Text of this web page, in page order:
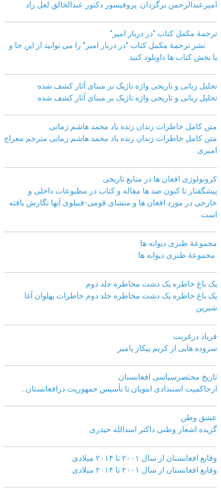
امیرعبدالرحمن برگردان: پروفیسور دکتور عبدالخالق لعل زاد
ترجمۀ مکمل کتاب "در دربار امیر"
نشر ترجمۀ مکمل کتاب "در دربار امیر" را می توانید از این جا و
یا بخش کتاب ها داونلود کنید
تحلیل زبانی و تاریحی واژه تاژیک بر مبنای آثار کشف شده
تحلیل زبانی و تاریحی واژه تاژیک بر مبنای آثار کشف شده
متن کامل خاطرات زندان زنده یاد محمد هاشم زمانی
متن کامل خاطرات زندان زنده یاد محمد هاشم زمانی مترجم معراج
امیری
کرونولوژی افغان ھا در منابع تاریخی
پیشگفتار تا کنون صد ھا مقاله و کتاب در مطبوعات داخلی و
خارجی در مورد افغان ھا و منشای قومی-قبیلوی آنھا نگارش یافته
است
مجموعهٔ طنزی دیوانه ها
مجموعهٔ طنزی دیوانه ها
یک باغ خاطره یک دشت مخاطره جلد دوم
یک باغ خاطره یک دشت مخاطره جلد دوم خاطرات پهلوان آغا
شیرین
فریاد درغربت
سروده هایی از کریم پیکار پامیر
تاریخ مختصرسیاسی افغانستان
ازحاکمیت استبدادی امویان تا تأسیس جمهوریت درافغانستان
عشق وطن
گزیده اشعار وطنی داکتر اسدالله حیدری
وقایع افغانستان از سال ۲۰۰۱ تا ۲۰۱۴ میلادی
وقایع افغانستان از سال ۲۰۰۱ تا ۲۰۱۴ میلادی